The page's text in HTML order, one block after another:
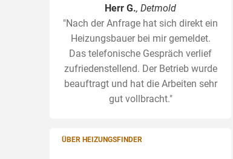
Herr G., Detmold
"Nach der Anfrage hat sich direkt ein
Heizungsbauer bei mir gemeldet.
Das telefonische Gespräch verlief
zufriedenstellend. Der Betrieb wurde
beauftragt und hat die Arbeiten sehr
gut vollbracht."
ÜBER HEIZUNGSFINDER